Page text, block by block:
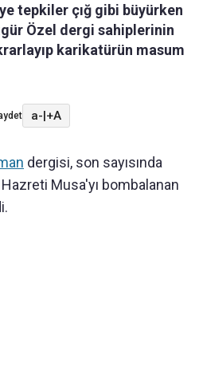
tepkiler çığ gibi büyürken
Özel dergi sahiplerinin
karikatürün masum
a-|+A
dergisi, son sayısında
Musa'yı bombalanan